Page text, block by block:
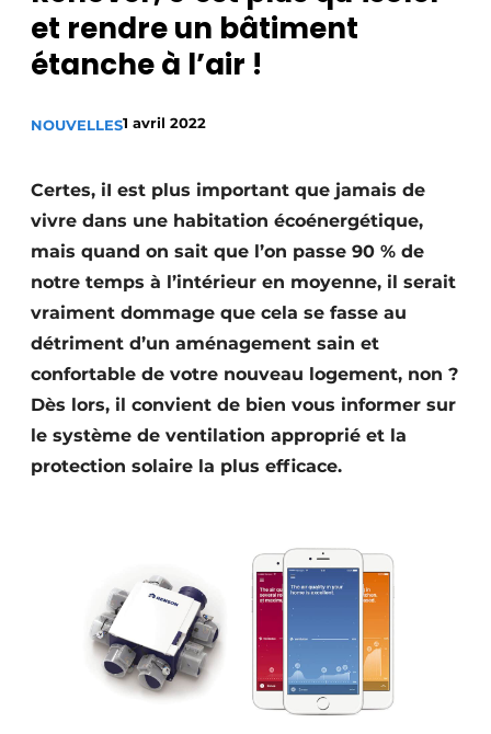
Home
Meest gelezen
S’inscrire à l’événement
S’inscrire
S’inscrire
Termes et conditions
Video’s
et rendre un bâtiment
étanche à l’air !
NOUVELLES1 avril 2022
Certes, iI est plus important que jamais de
vivre dans une habitation écoénergétique,
mais quand on sait que l’on passe 90 % de
notre temps à l’intérieur en moyenne, il serait
vraiment dommage que cela se fasse au
détriment d’un aménagement sain et
confortable de votre nouveau logement, non ?
Dès lors, il convient de bien vous informer sur
le système de ventilation approprié et la
protection solaire la plus efficace.